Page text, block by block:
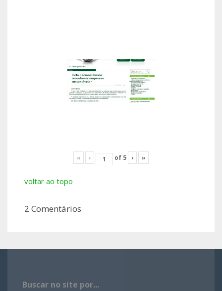
« ‹ of 5 › »
voltar ao topo
2 Comentários
Buscar no site por...